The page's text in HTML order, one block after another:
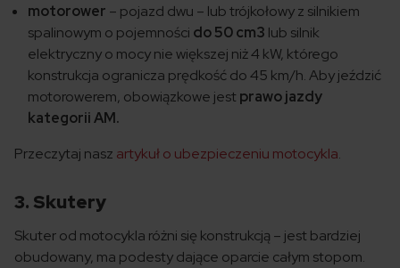
motorower – pojazd dwu – lub trójkołowy z silnikiem
spalinowym o pojemności do 50 cm3 lub silnik
elektryczny o mocy nie większej niż 4 kW, którego
konstrukcja ogranicza prędkość do 45 km/h. Aby jeździć
motorowerem, obowiązkowe jest prawo jazdy
kategorii AM.
Przeczytaj nasz artykuł o ubezpieczeniu motocykla.
3. Skutery
Skuter od motocykla różni się konstrukcją – jest bardziej
obudowany, ma podesty dające oparcie całym stopom.